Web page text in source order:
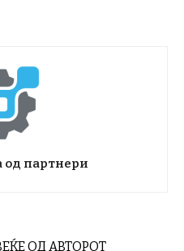
од партнери
ОД АВТОРОТ